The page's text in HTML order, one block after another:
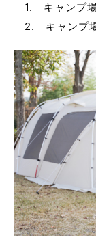
1. キャンプ
2. キャンプ場